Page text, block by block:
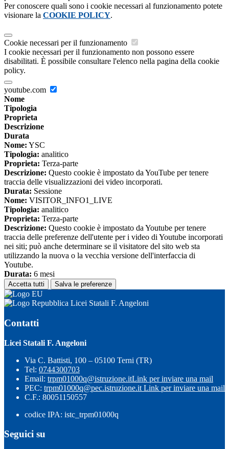
Per conoscere quali sono i cookie necessari al funzionamento potete
visionare la COOKIE POLICY.
Cookie necessari per il funzionamento
I cookie necessari per il funzionamento non possono essere
disabilitati. È possibile consultare l'elenco nella pagina della cookie
policy.
youtube.com
Nome
Tipologia
Proprieta
Descrizione
Durata
Nome: YSC
Tipologia: analitico
Proprieta: Terza-parte
Descrizione: Questo cookie è impostato da YouTube per tenere
traccia delle visualizzazioni dei video incorporati.
Durata: Sessione
Nome: VISITOR_INFO1_LIVE
Tipologia: analitico
Proprieta: Terza-parte
Descrizione: Questo cookie è impostato da Youtube per tenere
traccia delle preferenze dell'utente per i video di Youtube incorporati
nei siti; può anche determinare se il visitatore del sito web sta
utilizzando la nuova o la vecchia versione dell'interfaccia di
Youtube.
Durata: 6 mesi
Accetta tutti Salva le preferenze
Licei Statali F. Angeloni
Contatti
Licei Statali F. Angeloni
Via C. Battisti, 100 – 05100 Terni (TR)
Tel: 0744300703
Email: trpm01000q@istruzione.itLink per inviare una mail
PEC: trpm01000q@pec.istruzione.it Link per inviare una mail
C.F.: 80051150557
codice IPA: istc_trpm01000q
Seguici su